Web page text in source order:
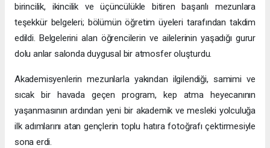
birincilik, ikincilik ve üçüncülükle bitiren başarılı mezunlara
teşekkür belgeleri; bölümün öğretim üyeleri tarafından takdim
edildi. Belgelerini alan öğrencilerin ve ailelerinin yaşadığı gurur
dolu anlar salonda duygusal bir atmosfer oluşturdu.
Akademisyenlerin mezunlarla yakından ilgilendiği, samimi ve
sıcak bir havada geçen program, kep atma heyecanının
yaşanmasının ardından yeni bir akademik ve mesleki yolculuğa
ilk adımlarını atan gençlerin toplu hatıra fotoğrafı çektirmesiyle
sona erdi.